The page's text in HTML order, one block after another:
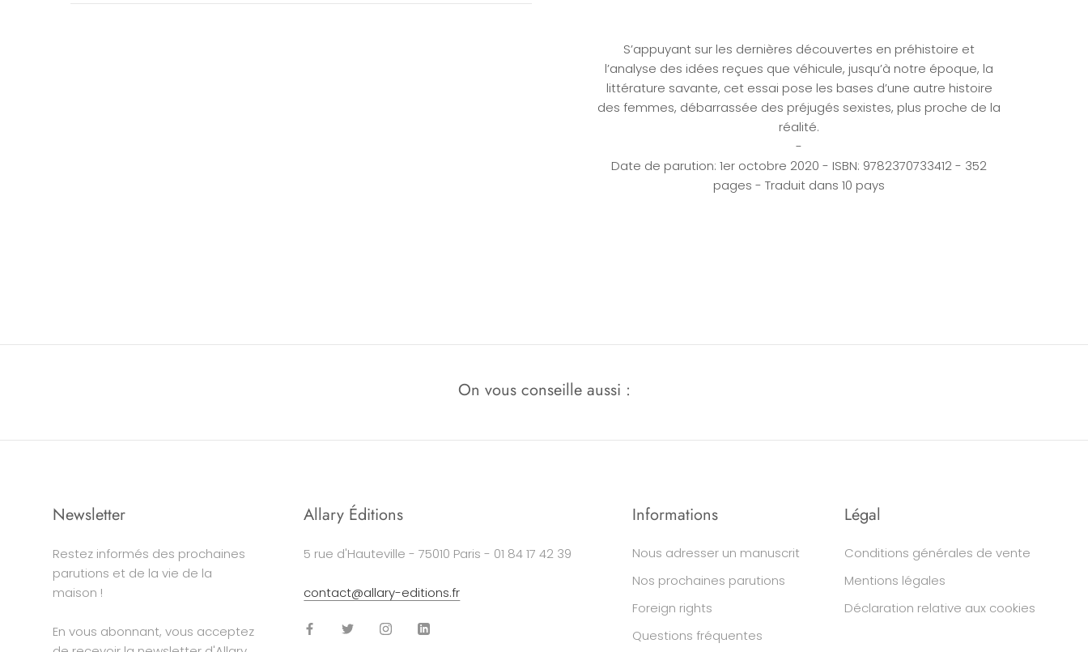
S’appuyant sur les dernières découvertes en préhistoire et
l’analyse des idées reçues que véhicule, jusqu’à notre époque, la
littérature savante, cet essai pose les bases d’une autre histoire
des femmes, débarrassée des préjugés sexistes, plus proche de la
réalité.
-
Date de parution: 1er octobre 2020 - ISBN: 9782370733412 - 352
pages - Traduit dans 10 pays
On vous conseille aussi :
Newsletter
Restez informés des prochaines
parutions et de la vie de la
maison !
En vous abonnant, vous acceptez
Allary Éditions
5 rue d'Hauteville - 75010 Paris - 01 84 17 42 39
contact@allary-editions.fr
Informations
Nous adresser un manuscrit
Nos prochaines parutions
Foreign rights
Questions fréquentes
Légal
Conditions générales de vente
Mentions légales
Déclaration relative aux cookies